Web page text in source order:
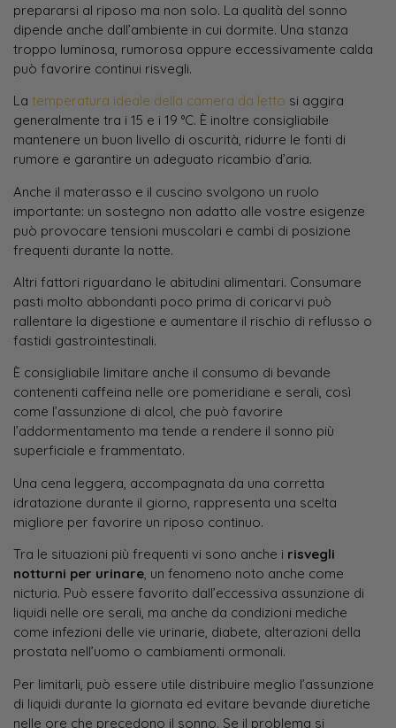
prepararsi al riposo ma non solo. La qualità del sonno
dipende anche dall’ambiente in cui dormite. Una stanza
troppo luminosa, rumorosa oppure eccessivamente calda
può favorire continui risvegli.
La temperatura ideale della camera da letto si aggira
generalmente tra i 15 e i 19 °C. È inoltre consigliabile
mantenere un buon livello di oscurità, ridurre le fonti di
rumore e garantire un adeguato ricambio d’aria.
Anche il materasso e il cuscino svolgono un ruolo
importante: un sostegno non adatto alle vostre esigenze
può provocare tensioni muscolari e cambi di posizione
frequenti durante la notte.
Altri fattori riguardano le abitudini alimentari. Consumare
pasti molto abbondanti poco prima di coricarvi può
rallentare la digestione e aumentare il rischio di reflusso o
fastidi gastrointestinali.
È consigliabile limitare anche il consumo di bevande
contenenti caffeina nelle ore pomeridiane e serali, così
come l’assunzione di alcol, che può favorire
l’addormentamento ma tende a rendere il sonno più
superficiale e frammentato.
Una cena leggera, accompagnata da una corretta
idratazione durante il giorno, rappresenta una scelta
migliore per favorire un riposo continuo.
Tra le situazioni più frequenti vi sono anche i risvegli
notturni per urinare, un fenomeno noto anche come
nicturia. Può essere favorito dall’eccessiva assunzione di
liquidi nelle ore serali, ma anche da condizioni mediche
come infezioni delle vie urinarie, diabete, alterazioni della
prostata nell’uomo o cambiamenti ormonali.
Per limitarli, può essere utile distribuire meglio l’assunzione
di liquidi durante la giornata ed evitare bevande diuretiche
nelle ore che precedono il sonno. Se il problema si